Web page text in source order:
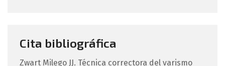
Cita bibliográfica
Zwart Milego JJ. Técnica correctora del varismo